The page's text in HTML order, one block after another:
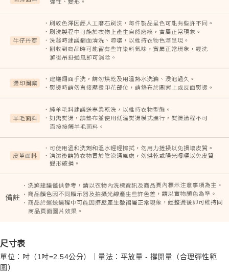
尺寸表
單位：吋（1吋=2.54公分）｜量法：平放量 - 撐開量（合理彈性範
圍）